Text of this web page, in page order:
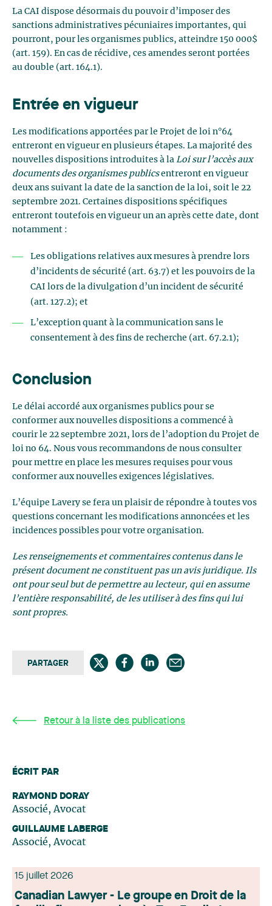
La CAI dispose désormais du pouvoir d’imposer des
sanctions administratives pécuniaires importantes, qui
pourront, pour les organismes publics, atteindre 150 000$
(art. 159). En cas de récidive, ces amendes seront portées
au double (art. 164.1).
Entrée en vigueur
Les modifications apportées par le Projet de loi n°64
entreront en vigueur en plusieurs étapes. La majorité des
nouvelles dispositions introduites à la Loi sur l’accès aux
documents des organismes publicsentreront en vigueur
deux ans suivant la date de la sanction de la loi, soit le 22
septembre 2021. Certaines dispositions spécifiques
entreront toutefois en vigueur un an après cette date, dont
notamment :
Les obligations relatives aux mesures à prendre lors
d’incidents de sécurité (art. 63.7) et les pouvoirs de la
CAI lors de la divulgation d’un incident de sécurité
(art. 127.2); et
L’exception quant à la communication sans le
consentement à des fins de recherche (art. 67.2.1);
Conclusion
Le délai accordé aux organismes publics pour se
conformer aux nouvelles dispositions a commencé à
courir le 22 septembre 2021, lors de l’adoption du Projet de
loi no 64. Nous vous recommandons de nous consulter
pour mettre en place les mesures requises pour vous
conformer aux nouvelles exigences législatives.
L’équipe Lavery se fera un plaisir de répondre à toutes vos
questions concernant les modifications annoncées et les
incidences possibles pour votre organisation.
Les renseignements et commentaires contenus dans le
présent document ne constituent pas un avis juridique. Ils
ont pour seul but de permettre au lecteur, qui en assume
l’entière responsabilité, de les utiliser à des fins qui lui
sont propres.
PARTAGER
Retour à la liste des publications
ÉCRIT PAR
RAYMOND DORAY
Associé, Avocat
GUILLAUME LABERGE
Associé, Avocat
15 juillet 2026
Canadian Lawyer - Le groupe en Droit de la